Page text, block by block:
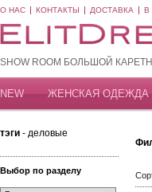
О НАС КОНТАКТЫ ДОСТАВКА В
SHOW ROOM БОЛЬШОЙ
NEW ЖЕНСКАЯ ОДЕЖДА
тэги - деловые
Выбор по разделу